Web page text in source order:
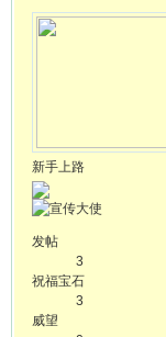
新手上路
发帖
3
祝福宝石
3
威望